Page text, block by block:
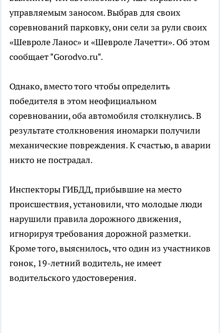
управляемым заносом. Выбрав для своих
соревнований парковку, они сели за рули своих
«Шевроле Ланос» и «Шевроле Лачетти». Об этом
сообщает "Gorodvo.ru".
Однако, вместо того чтобы определить
победителя в этом неофициальном
соревновании, оба автомобиля столкнулись. В
результате столкновения иномарки получили
механические повреждения. К счастью, в аварии
никто не пострадал.
Инспекторы ГИБДД, прибывшие на место
происшествия, установили, что молодые люди
нарушили правила дорожного движения,
игнорируя требования дорожной разметки.
Кроме того, выяснилось, что один из участников
гонок, 19-летний водитель, не имеет
водительского удостоверения.